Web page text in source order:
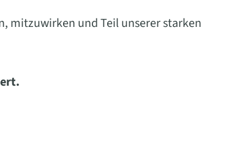
mitzuwirken und Teil unserer starken